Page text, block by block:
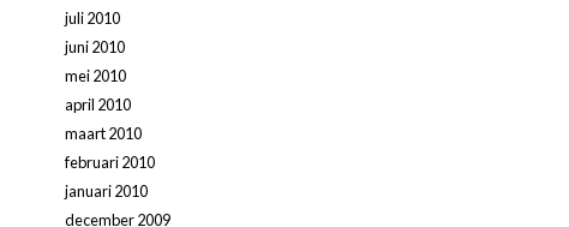
juli 2010
juni 2010
mei 2010
april 2010
maart 2010
februari 2010
januari 2010
december 2009